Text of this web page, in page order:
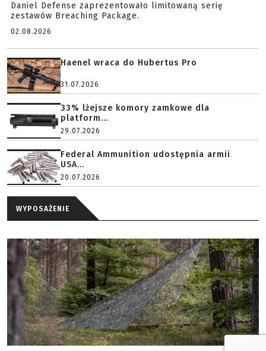
Daniel Defense zaprezentowało limitowaną serię
zestawów Breaching Package.
02.08.2026
Haenel wraca do Hubertus Pro
31.07.2026
33% lżejsze komory zamkowe dla
platform...
29.07.2026
Federal Ammunition udostępnia armii
USA...
20.07.2026
WYPOSAŻENIE